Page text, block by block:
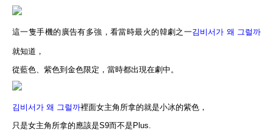
這一隻手機的廣告有多強，看當時最火的韓劇之一김비서가 왜 그럴까
就知道，
從藍色、紫色到金色限定，當時都出現在劇中。
김비서가 왜 그럴까裡面女主角所拿的就是小冰的紫色，
只是女主角所拿的應該是S9而不是Plus.